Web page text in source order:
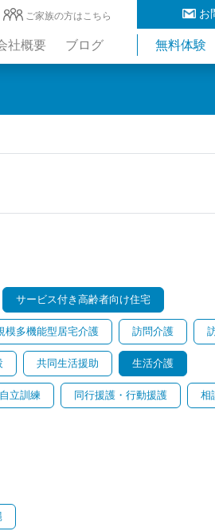
お
ご家族の方はこちら
社概要 ブログ 無料体験
サービス付き高齢者向け住宅
模多機能型居宅介護 訪問介護
共同生活援助 生活介護
自立訓練 同行援護・行動援護 相